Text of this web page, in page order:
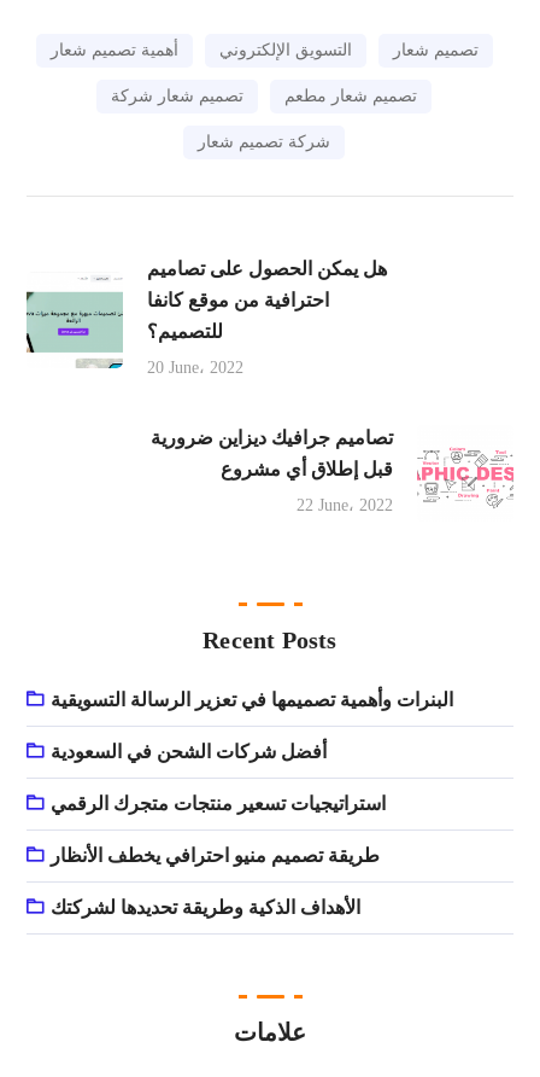
أهمية تصميم شعار التسويق الإلكتروني تصميم شعار
تصميم شعار شركة تصميم شعار مطعم
شركة تصميم شعار
هل يمكن الحصول على تصاميم
احترافية من موقع كانفا
للتصميم؟
20 June، 2022
تصاميم جرافيك ديزاين ضرورية
قبل إطلاق أي مشروع
22 June، 2022
Recent Posts
البنرات وأهمية تصميمها في تعزير الرسالة التسويقية
أفضل شركات الشحن في السعودية
استراتيجيات تسعير منتجات متجرك الرقمي
طريقة تصميم منيو احترافي يخطف الأنظار
الأهداف الذكية وطريقة تحديدها لشركتك
علامات